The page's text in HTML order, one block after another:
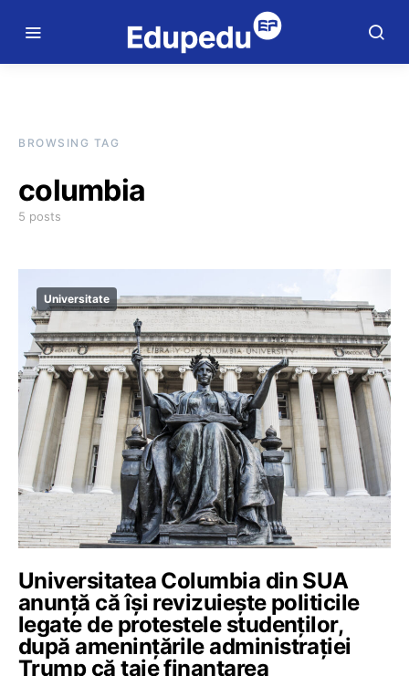
BROWSING TAG
columbia
5 posts
Universitate
Universitatea Columbia din SUA
anunță că își revizuiește politicile
legate de protestele studenților,
după amenințările administrației
Trump că taie finanțarea